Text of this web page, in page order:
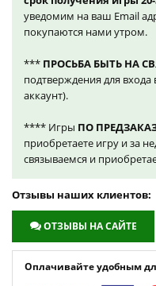
уведомим на ваш Email
покупаются нами утром.
*** ПРОСЬБА БЫТЬ НА
подтверждения для
аккаунт).
**** Игры ПО
приобретаете игру и за
связываемся и
Отзывы наших клиентов:
ОТЗЫВЫ НА САЙТЕ
Оплачивайте удобным